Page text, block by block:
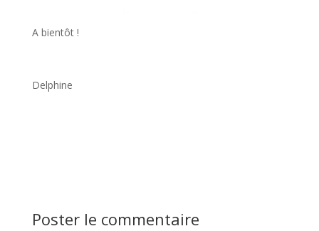
A bientôt !
Delphine
Poster le commentaire